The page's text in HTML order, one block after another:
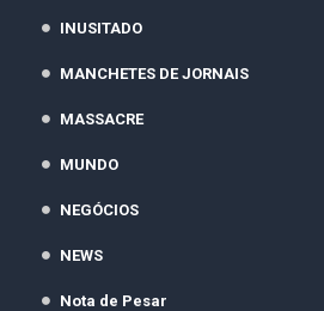
INUSITADO
MANCHETES DE JORNAIS
MASSACRE
MUNDO
NEGÓCIOS
NEWS
Nota de Pesar